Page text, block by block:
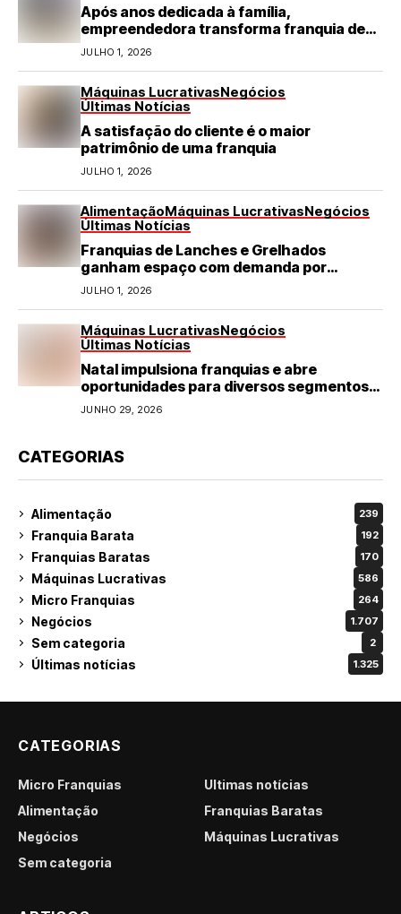
Após anos dedicada à família,
empreendedora transforma franquia de
turismo em negócio de destaque no RN
JULHO 1, 2026
Máquinas LucrativasNegócios
Últimas Notícias
A satisfação do cliente é o maior
patrimônio de uma franquia
JULHO 1, 2026
AlimentaçãoMáquinas LucrativasNegócios
Últimas Notícias
Franquias de Lanches e Grelhados
ganham espaço com demanda por
refeições rápidas e de qualidade
JULHO 1, 2026
Máquinas LucrativasNegócios
Últimas Notícias
Natal impulsiona franquias e abre
oportunidades para diversos segmentos
do varejo
JUNHO 29, 2026
CATEGORIAS
Alimentação 239
Franquia Barata 192
Franquias Baratas 170
Máquinas Lucrativas 586
Micro Franquias 264
Negócios 1.707
Sem categoria 2
Últimas notícias 1.325
CATEGORIAS
Micro Franquias
Últimas notícias
Alimentação
Franquias Baratas
Negócios
Máquinas Lucrativas
Sem categoria